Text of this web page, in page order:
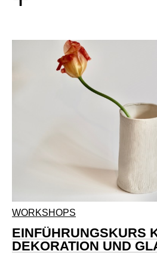
WORKSHOPS
EINFÜHRUNGSKURS
DEKORATION UND